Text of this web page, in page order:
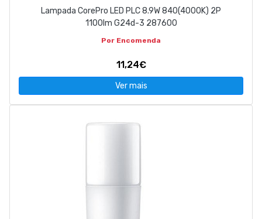
Lampada CorePro LED PLC 8.9W 840(4000K) 2P
1100lm G24d-3 287600
Por Encomenda
11,24€
Ver mais